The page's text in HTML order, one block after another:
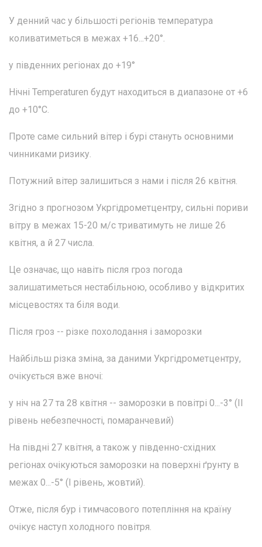
У денний час у більшості регіонів температура
коливатиметься в межах +16...+20°.
у південних регіонах до +19°
Нічні Temperaturen будут находиться в диапазоне от +6
до +10°С.
Проте саме сильний вітер і бурі стануть основними
чинниками ризику.
Потужний вітер залишиться з нами і після 26 квітня.
Згідно з прогнозом Укргідрометцентру, сильні пориви
вітру в межах 15-20 м/с триватимуть не лише 26
квітня, а й 27 числа.
Це означає, що навіть після гроз погода
залишатиметься нестабільною, особливо у відкритих
місцевостях та біля води.
Після гроз -- різке похолодання і заморозки
Найбільш різка зміна, за даними Укргідрометцентру,
очікується вже вночі:
у ніч на 27 та 28 квітня -- заморозки в повітрі 0...-3° (II
рівень небезпечності, помаранчевий)
На півдні 27 квітня, а також у південно-східних
регіонах очікуються заморозки на поверхні ґрунту в
межах 0...-5° (I рівень, жовтий).
Отже, після бур і тимчасового потепління на країну
очікує наступ холодного повітря.